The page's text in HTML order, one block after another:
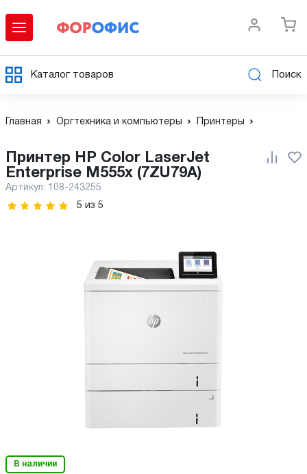
Каталог товаров Поиск
Главная Оргтехника и компьютеры Принтеры
Enterprise M555x (7ZU79A)
Артикул: 108-243255
5 из 5
В наличии